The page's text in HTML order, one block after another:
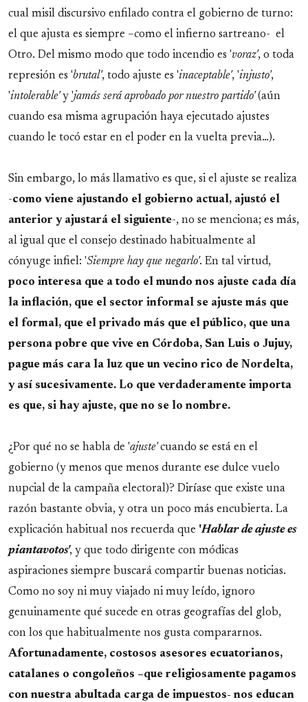
cual misil discursivo enfilado contra el gobierno de turno:
el que ajusta es siempre –como el infierno sartreano- el
Otro. Del mismo modo que todo incendio es 'voraz', o toda
represión es 'brutal', todo ajuste es 'inaceptable', 'injusto',
'intolerable'y 'jamás será aprobado por nuestro partido'(aún
cuando esa misma agrupación haya ejecutado ajustes
cuando le tocó estar en el poder en la vuelta previa…).
Sin embargo, lo más llamativo es que, si el ajuste se realiza
-como viene ajustando el gobierno actual, ajustó el
anterior y ajustará el siguiente-, no se menciona; es más,
al igual que el consejo destinado habitualmente al
cónyuge infiel: 'Siempre hay que negarlo'. En tal virtud,
poco interesa que a todo el mundo nos ajuste cada día
la inflación, que el sector informal se ajuste más que
el formal, que el privado más que el público, que una
persona pobre que vive en Córdoba, San Luis o Jujuy,
pague más cara la luz que un vecino rico de Nordelta,
y así sucesivamente. Lo que verdaderamente importa
es que, si hay ajuste, que no se lo nombre.
¿Por qué no se habla de 'ajuste'cuando se está en el
gobierno (y menos que menos durante ese dulce vuelo
nupcial de la campaña electoral)? Diríase que existe una
razón bastante obvia, y otra un poco más encubierta. La
explicación habitual nos recuerda que 'Hablar de ajuste es
piantavotos', y que todo dirigente con módicas
aspiraciones siempre buscará compartir buenas noticias.
Como no soy ni muy viajado ni muy leído, ignoro
genuinamente qué sucede en otras geografías del glob,
con los que habitualmente nos gusta compararnos.
Afortunadamente, costosos asesores ecuatorianos,
catalanes o congoleños –que religiosamente pagamos
con nuestra abultada carga de impuestos- nos educan